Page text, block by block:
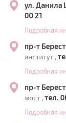
ул. Данила
00 21
Подробная
пр-т
институт ,
Подробная
пр-т
мост , тел.
Подробная